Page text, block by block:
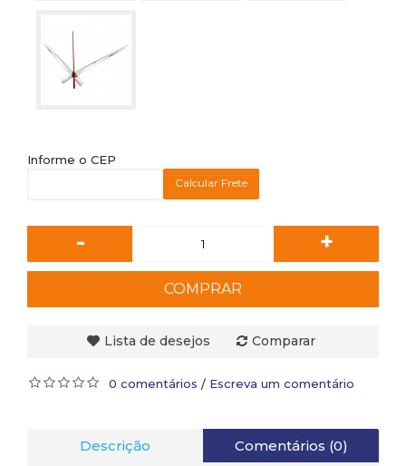
Informe o CEP
Calcular Frete
- +
COMPRAR
Lista de desejos Comparar
0 comentários / Escreva um comentário
Descrição Comentários (0)